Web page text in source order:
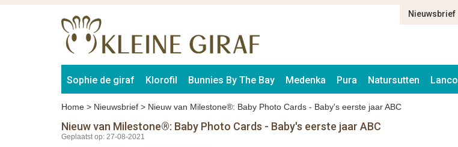
Nieuwsbrief
Sophie de giraf Klorofil Bunnies By The Bay Medenka Pura Natursutten Lanco
Home > Nieuwsbrief > Nieuw van Milestone®: Baby Photo Cards - Baby's eerste jaar ABC
Nieuw van Milestone®: Baby Photo Cards - Baby's eerste jaar ABC
Geplaatst op: 27-08-2021